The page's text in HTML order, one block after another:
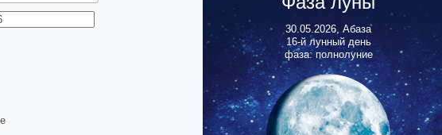
30.05.2026, Абаза
16-й лунный день
фаза: полнолуние